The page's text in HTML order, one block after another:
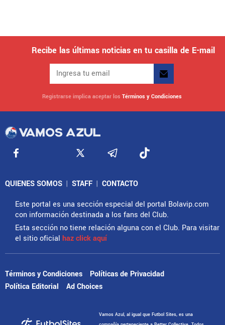
Recibe las últimas noticias en tu casilla de E-mail
Registrarse implica aceptar los Términos y Condiciones
QUIENES SOMOS | STAFF | CONTACTO
Este portal es una sección especial del portal Bolavip.com
con información destinada a los fans del Club.
Esta sección no tiene relación alguna con el Club. Para visitar
el sitio oficial haz click aquí
Términos y Condiciones
Políticas de Privacidad
Política Editorial
Ad Choices
Vamos Azul, al igual que Futbol Sites, es una